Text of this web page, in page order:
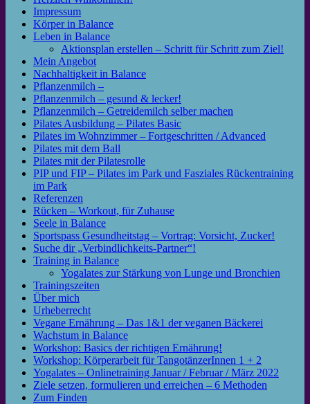
Impressum
Körper in Balance
Leben in Balance
Aktionsplan erstellen – Schritt für Schritt zum Ziel!
Mein Angebot
Nachhaltigkeit in Balance
Pflanzenmilch –
Pflanzenmilch – gesund & lecker!
Pflanzenmilch – Getreidemilch selber machen
Pilates Ausbildung – Pilates Basic
Pilates im Wohnzimmer – Fortgeschritten / Advanced
Pilates mit dem Ball
Pilates mit der Pilatesrolle
PIP und FIP – Pilates im Park und Fasziales Rückentraining
im Park
Referenzen
Rücken – Workout, für Zuhause
Seele in Balance
Sportspass Gesundheitstag – Vortrag: Vorsicht, Zucker!
Suche dir „Verbindlichkeits-Partner“!
Training in Balance
Yogalates zur Stärkung von Lunge und Bronchien
Trainingszeiten
Über mich
Urheberrecht
Vegane Ernährung – Das 1&1 der veganen Bäckerei
Wachstum in Balance
Workshop: Basics der richtigen Ernährung!
Workshop: Körperarbeit für TangotänzerInnen 1 + 2
Yogalates – Onlinetraining Januar / Februar / März 2022
Ziele setzen, formulieren und erreichen – 6 Methoden
Zum Finden